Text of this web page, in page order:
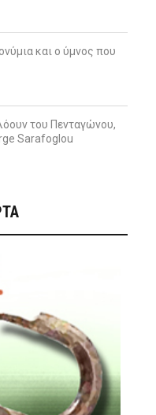
και ο ύμνος που
του Πενταγώνου,
Sarafoglou